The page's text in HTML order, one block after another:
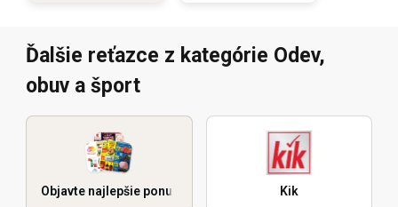
Ďalšie reťazce z kategórie Odev,
obuv a šport
Objavte najlepšie ponuky Kik